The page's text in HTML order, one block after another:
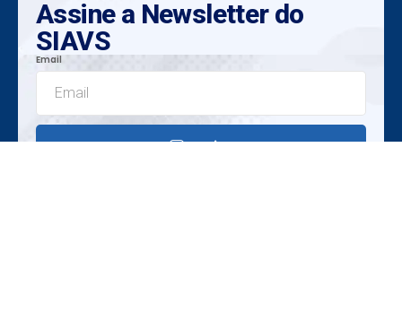
Assine a Newsletter do
SIAVS
Email
Enviar